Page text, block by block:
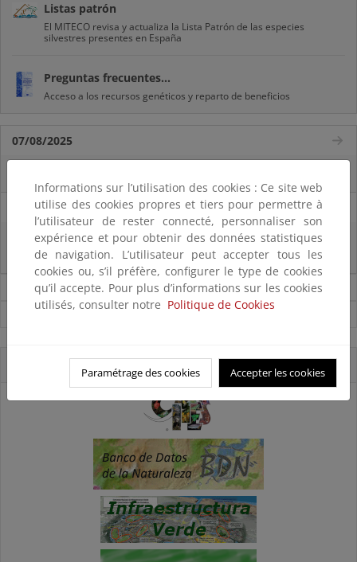
Listas patrón
El MITECO revisa y actualiza la Lista Patrón de las especies
silvestres presentes en España
Preguntas frecuentes...
Acceso a los recursos genéticos y reparto de beneficios
07/08/2025
27/06/2025
La reunión ministerial de OSPAR refuerza la acción conjunta para proteger
el Atlántico Nordeste
Noticias sobre Biodiversidad
Ver todas las noticias
Informations sur l’utilisation des cookies : Ce site web
utilise des cookies propres et tiers pour permettre à
l’utilisateur de rester connecté, personnaliser son
expérience et pour obtenir des données statistiques
de navigation. L’utilisateur peut accepter tous les
cookies ou, s’il préfère, configurer le type de cookies
qu’il accepte. Pour plus d’informations sur les cookies
utilisés, consulter notre Politique de Cookies
Paramétrage des cookies Accepter les cookies